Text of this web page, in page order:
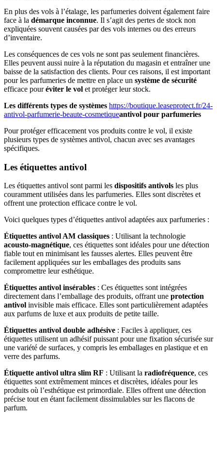
En plus des vols à l’étalage, les parfumeries doivent également faire
face à la démarque inconnue. Il s’agit des pertes de stock non
expliquées souvent causées par des vols internes ou des erreurs
d’inventaire.
Les conséquences de ces vols ne sont pas seulement financières.
Elles peuvent aussi nuire à la réputation du magasin et entraîner une
baisse de la satisfaction des clients. Pour ces raisons, il est important
pour les parfumeries de mettre en place un système de sécurité
efficace pouréviter le vol et protéger leur stock.
Les différents types de systèmes https://boutique.leaseprotect.fr/24-
antivol-parfumerie-beaute-cosmetiqueantivol pour parfumeries
Pour protéger efficacement vos produits contre le vol, il existe
plusieurs types de systèmes antivol, chacun avec ses avantages
spécifiques.
Les étiquettes antivol
Les étiquettes antivol sont parmi les dispositifs antivols les plus
couramment utilisées dans les parfumeries. Elles sont discrètes et
offrent une protection efficace contre le vol.
Voici quelques types d’étiquettes antivol adaptées aux parfumeries :
Étiquettes antivol AM classiques : Utilisant la technologie
acousto-magnétique, ces étiquettes sont idéales pour une détection
fiable tout en minimisant les fausses alertes. Elles peuvent être
facilement appliquées sur les emballages des produits sans
compromettre leur esthétique.
Étiquettes antivol insérables : Ces étiquettes sont intégrées
directement dans l’emballage des produits, offrant une protection
antivol invisible mais efficace. Elles sont particulièrement adaptées
aux parfums de luxe et aux produits de petite taille.
Étiquettes antivol double adhésive : Faciles à appliquer, ces
étiquettes utilisent un adhésif puissant pour une fixation sécurisée sur
une variété de surfaces, y compris les emballages en plastique et en
verre des parfums.
Étiquette antivol ultra slim RF : Utilisant la radiofréquence, ces
étiquettes sont extrêmement minces et discrètes, idéales pour les
produits où l’esthétique est primordiale. Elles offrent une détection
précise tout en étant facilement dissimulables sur les flacons de
parfum.